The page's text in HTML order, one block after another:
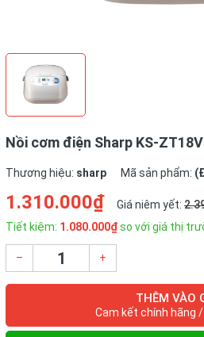
Nồi cơm điện Sharp KS-ZT18V
Thương hiệu: sharp Mã sản phẩm:
1.310.000₫ Giá niêm yết:
Tiết kiệm: 1.080.000₫so với giá thị
– +
THÊM VÀO
Cam kết chính hãng